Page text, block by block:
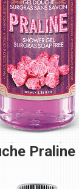
Praline